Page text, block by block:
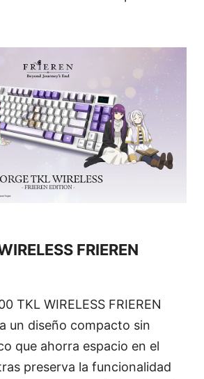
FRIEREN
TKL WIRELESS FRIEREN
un diseño compacto sin
que ahorra espacio en el
preserva la funcionalidad